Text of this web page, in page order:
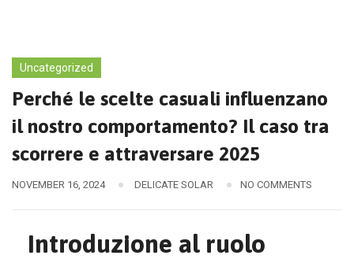
Uncategorized
Perché le scelte casuali influenzano
il nostro comportamento? Il caso tra
scorrere e attraversare 2025
NOVEMBER 16, 2024 DELICATE SOLAR NO COMMENTS
Introduzione al ruolo